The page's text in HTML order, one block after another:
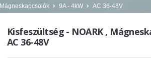
Mágneskapcsolók 9A - 4kW AC 36-48V
Kisfeszültség - NOARK ,
AC 36-48V